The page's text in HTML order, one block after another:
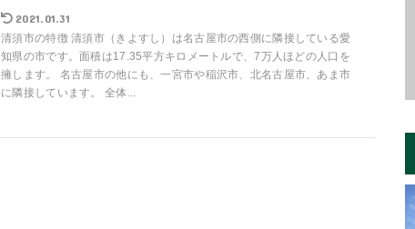
2021.01.31
清須市の特徴 清須市（きよすし）は名古屋市の西側に隣接している愛
知県の市です。面積は17.35平方キロメートルで、7万人ほどの人口を
擁します。 名古屋市の他にも、一宮市や稲沢市、北名古屋市、あま市
に隣接しています。 全体...